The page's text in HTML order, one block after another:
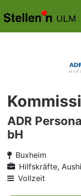
ULM
ADR
bH
Buxheim
Hilfskräfte,
Vollzeit